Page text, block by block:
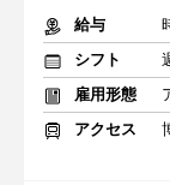
給与
シフト
雇用形態
アクセス